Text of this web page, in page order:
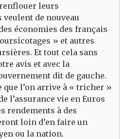
leurs
de nouveau
économies des français
» et autres
Et tout cela sans
avis et avec la
dit de gauche.
l’on arrive à « tricher »
l’assurance vie en Euros
rendements à des
loin d’en faire un
ou la nation.